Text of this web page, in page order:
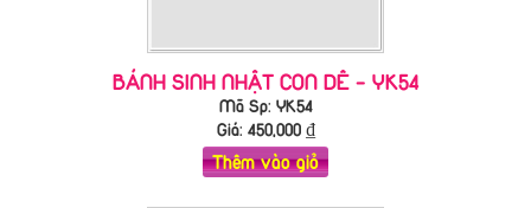
BÁNH SINH NHẬT CON DÊ - YK54
Mã Sp: YK54
Giá: 450,000₫
Thêm vào giỏ